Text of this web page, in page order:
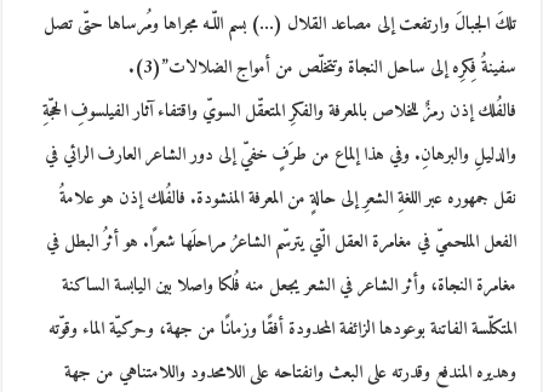
تلكَ الجبالَ وارتفعت إلى مصاعد القلال (…) بسم اللّـه مجراها ومُرساها حتّى تصل
سفينةُ فِكرِه إلى ساحل النجاة وتتخلّص من أمواج الضلالات”(3).
فالفُلك إذن رمزٌ للخلاص بالمعرفة والفكرِ المتعقّل السويّ واقتفاء آثار الفيلسوفِ الحجّةِ
والدليلِ والبرهانِ. وفي هذا إلماع من طرَفٍ خفيّ إلى دور الشاعر العارف الرائي في
نقل جمهوره عبر اللغةِ الشعرِ إلى حالةٍ من المعرفة المنشودة. فالفُلك إذن هو علامةُ
الفعل الملحميّ في مغامرة العقل الّتي يترسّم الشاعرُ مراحلَها شعرًا. هو أثرُ البطل في
مغامرة النجاة، وأثر الشاعر في الشعر يجعل منه فُلكا واصلا بين اليابسة الساكنة
المتكلّسة الفاتنة بوعودها الزائفة المحدودة أفقًا وزمانًا من جهة، وحركيّة الماء وقوّته
وهديره المندفع وقدرته على البعث وانفتاحه على اللامحدود واللامتناهي من جهة